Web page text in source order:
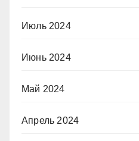
Июль 2024
Июнь 2024
Май 2024
Апрель 2024